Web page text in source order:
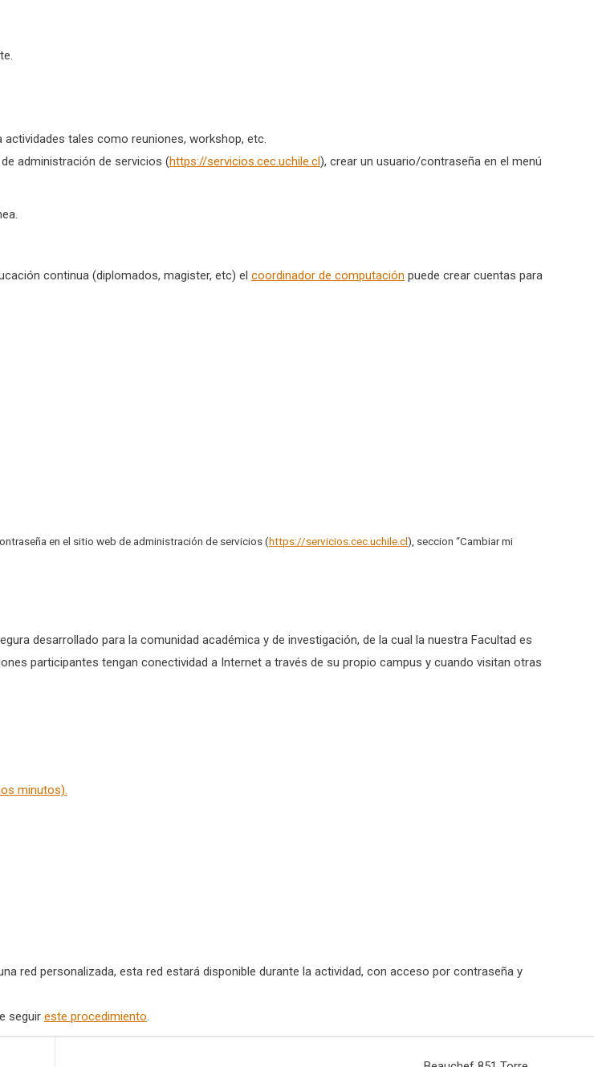
tales como reuniones, workshop, etc.
administración de servicios (https://servicios.cec.uchile.cl), crear un usuario/contraseña en el menú
continua (diplomados, magister, etc) el coordinador de computación puede crear cuentas para
en el sitio web de administración de servicios (https://servicios.cec.uchile.cl), seccion “Cambiar mi
desarrollado para la comunidad académica y de investigación, de la cual la nuestra Facultad es
participantes tengan conectividad a Internet a través de su propio campus y cuando visitan otras
minutos).
red personalizada, esta red estará disponible durante la actividad, con acceso por contraseña y
seguir este procedimiento.